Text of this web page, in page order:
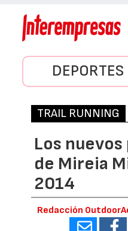
TRAIL RUNNING
Los
de Mireia
2014
Redacción